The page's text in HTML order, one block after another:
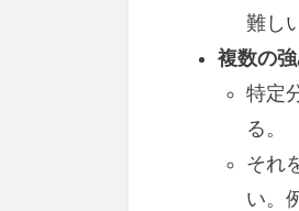
難し
複数の
特定
る。
それ
い。